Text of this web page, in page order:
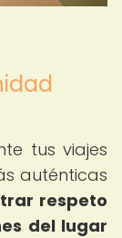
tus viajes
auténticas
respeto
del lugar